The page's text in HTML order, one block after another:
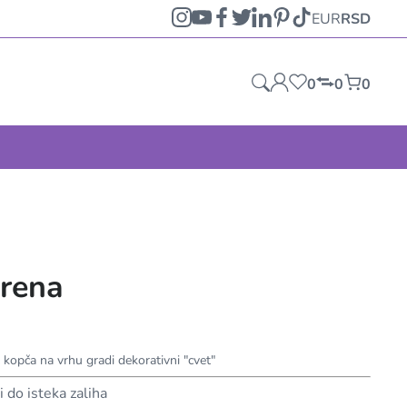
EURRSD
0 0 0
na vrhu gradi dekorativni "cvet"
do isteka zaliha